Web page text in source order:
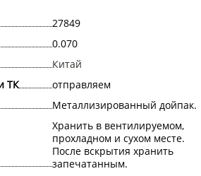
27849
0.070
Китай
ТК
отправляем
Металлизированный дойпак.
Хранить в вентилируемом,
прохладном и сухом месте.
После вскрытия хранить
запечатанным.